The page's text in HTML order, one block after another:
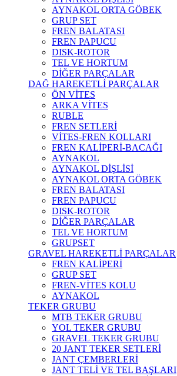
AYNAKOL ORTA GÖBEK
GRUP SET
FREN BALATASI
FREN PAPUCU
DISK-ROTOR
TEL VE HORTUM
DİĞER PARÇALAR
DAĞ HAREKETLİ PARÇALAR
ÖN VİTES
ARKA VİTES
RUBLE
FREN SETLERİ
VİTES-FREN KOLLARI
FREN KALİPERİ-BACAĞI
AYNAKOL
AYNAKOL DİŞLİSİ
AYNAKOL ORTA GÖBEK
FREN BALATASI
FREN PAPUCU
DISK-ROTOR
DİĞER PARÇALAR
TEL VE HORTUM
GRUPSET
GRAVEL HAREKETLİ PARÇALAR
FREN KALİPERİ
GRUP SET
FREN-VİTES KOLU
AYNAKOL
TEKER GRUBU
MTB TEKER GRUBU
YOL TEKER GRUBU
GRAVEL TEKER GRUBU
20 JANT TEKER SETLERİ
JANT ÇEMBERLERİ
JANT TELİ VE TEL BAŞLARI